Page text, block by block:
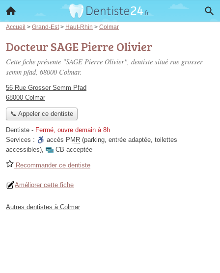
Accueil > Grand-Est > Haut-Rhin > Colmar
Docteur SAGE Pierre Olivier
Cette fiche présente "SAGE Pierre Olivier", dentiste situé rue grosser
semm pfad, 68000 Colmar.
56 Rue Grosser Semm Pfad
68000 Colmar
📞 Appeler ce dentiste
Dentiste - Fermé, ouvre demain à 8h
Services :
accès PMR (parking, entrée adaptée, toilettes
accessibles), CB acceptée
Recommander ce dentiste
Améliorer cette fiche
Autres dentistes à Colmar